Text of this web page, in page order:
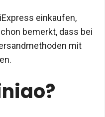
einkaufen,
bemerkt, dass bei
mit